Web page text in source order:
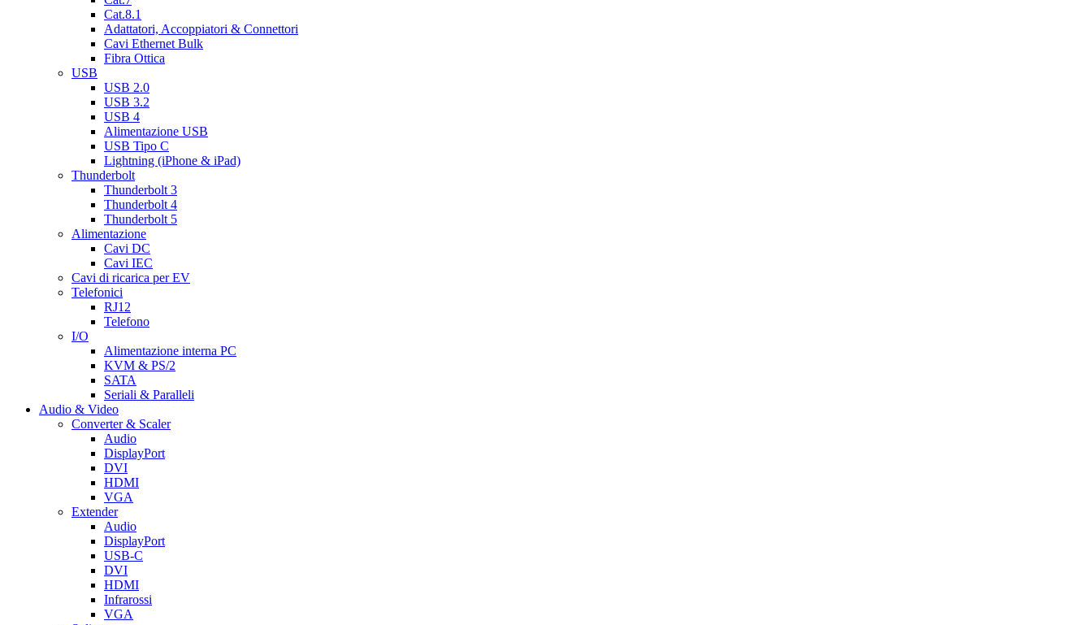
Cat.8.1
Adattatori, Accoppiatori & Connettori
Cavi Ethernet Bulk
Fibra Ottica
USB
USB 2.0
USB 3.2
USB 4
Alimentazione USB
USB Tipo C
Lightning (iPhone & iPad)
Thunderbolt
Thunderbolt 3
Thunderbolt 4
Thunderbolt 5
Alimentazione
Cavi DC
Cavi IEC
Cavi di ricarica per EV
Telefonici
RJ12
Telefono
I/O
Alimentazione interna PC
KVM & PS/2
SATA
Seriali & Paralleli
Audio & Video
Converter & Scaler
Audio
DisplayPort
DVI
HDMI
VGA
Extender
Audio
DisplayPort
USB-C
DVI
HDMI
Infrarossi
VGA